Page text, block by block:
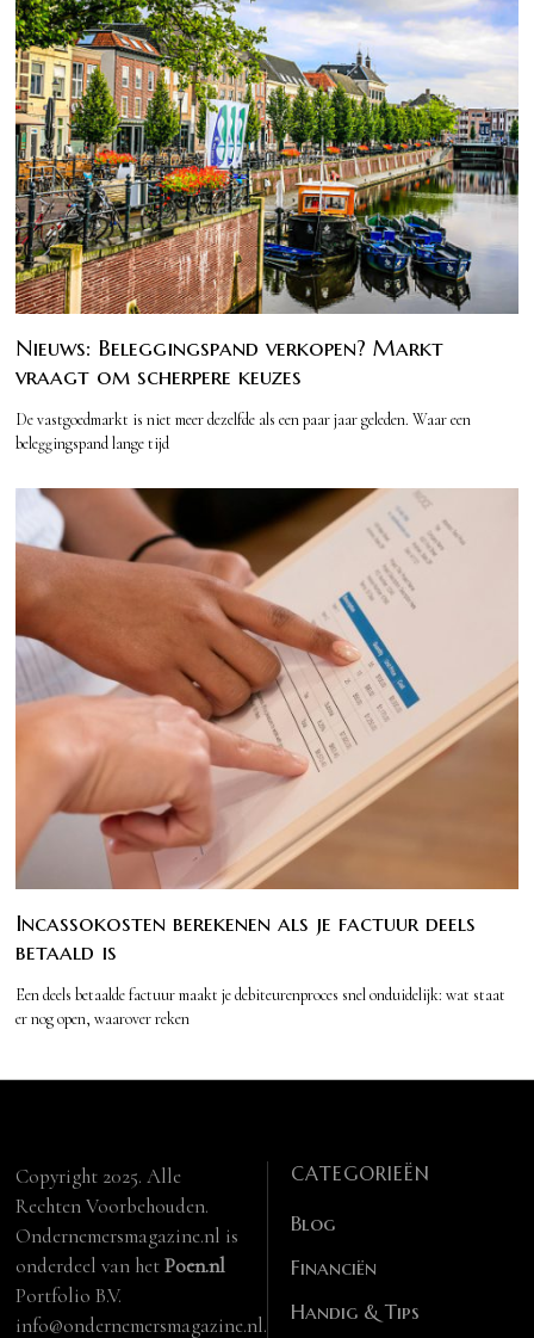
Nieuws: Beleggingspand verkopen? Markt
vraagt om scherpere keuzes
De vastgoedmarkt is niet meer dezelfde als een paar jaar geleden. Waar een
beleggingspand lange tijd
Incassokosten berekenen als je factuur deels
betaald is
Een deels betaalde factuur maakt je debiteurenproces snel onduidelijk: wat staat
er nog open, waarover reken
Copyright 2025. Alle
Rechten Voorbehouden.
Ondernemersmagazine.nl is
onderdeel van hetPoen.nl
Portfolio B.V.
info@ondernemersmagazine.nl.
CATEGORIEËN
Blog
Financiën
Handig & Tips